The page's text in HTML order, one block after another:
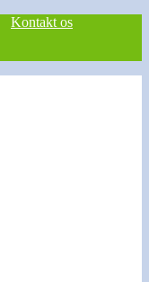
Kontakt os